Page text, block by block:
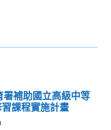
補助國立高級中等
課程實施計畫